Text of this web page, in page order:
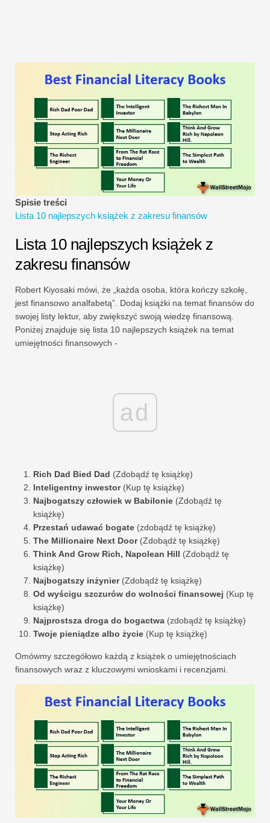
Samouczki dotyczące zarządzania ryzykiem
Spisie treści
Lista 10 najlepszych książek z zakresu finansów
Lista 10 najlepszych książek z
zakresu finansów
Robert Kiyosaki mówi, że „każda osoba, która kończy szkołę,
jest finansowo analfabetą”. Dodaj książki na temat finansów do
swojej listy lektur, aby zwiększyć swoją wiedzę finansową.
Poniżej znajduje się lista 10 najlepszych książek na temat
umiejętności finansowych -
ad
Rich Dad Bied Dad (Zdobądź tę książkę)
Inteligentny inwestor(Kup tę książkę)
Najbogatszy człowiek w Babilonie (Zdobądź tę
książkę)
Przestań udawać bogate (zdobądź tę książkę)
The Millionaire Next Door(Zdobądź tę książkę)
Think And Grow Rich, Napolean Hill (Zdobądź tę
książkę)
Najbogatszy inżynier(Zdobądź tę książkę)
Od wyścigu szczurów do wolności finansowej (Kup tę
książkę)
Najprostsza droga do bogactwa (zdobądź tę książkę)
Twoje pieniądze albo życie (Kup tę książkę)
Omówmy szczegółowo każdą z książek o umiejętnościach
finansowych wraz z kluczowymi wnioskami i recenzjami.